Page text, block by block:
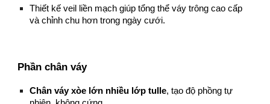
Thiết kế veil liền mạch giúp tổng thể váy trông cao cấp
và chỉnh chu hơn trong ngày cưới.
Phần chân váy
Chân váy xòe lớn nhiều lớp tulle, tạo độ phồng tự